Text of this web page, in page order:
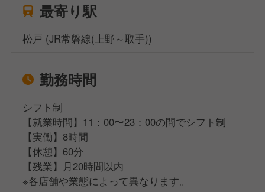
最寄り駅
松戸 (JR常磐線(上野～取手))
勤務時間
シフト制
【就業時間】11：00〜23：00の間でシフト制
【実働】8時間
【休憩】60分
【残業】月20時間以内
※各店舗や業態によって異なります。